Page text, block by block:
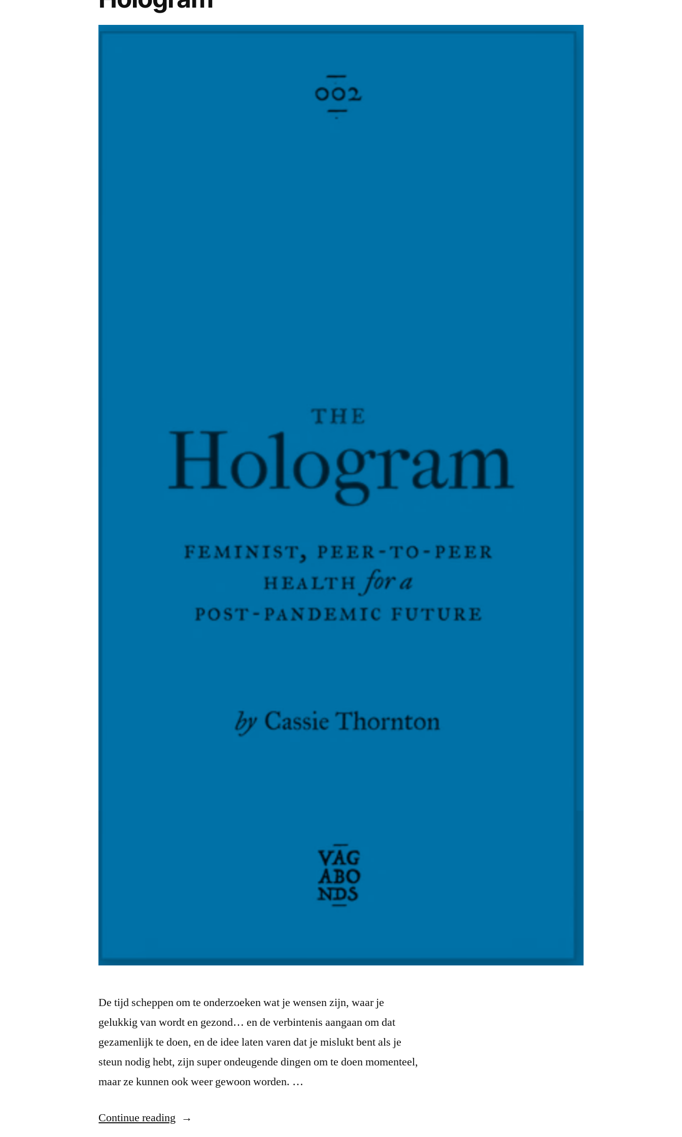
De tijd scheppen om te onderzoeken wat je wensen zijn, waar je
gelukkig van wordt en gezond… en de verbintenis aangaan om dat
gezamenlijk te doen, en de idee laten varen dat je mislukt bent als je
steun nodig hebt, zijn super ondeugende dingen om te doen momenteel,
maar ze kunnen ook weer gewoon worden. …
Continue reading “Wederwaardig